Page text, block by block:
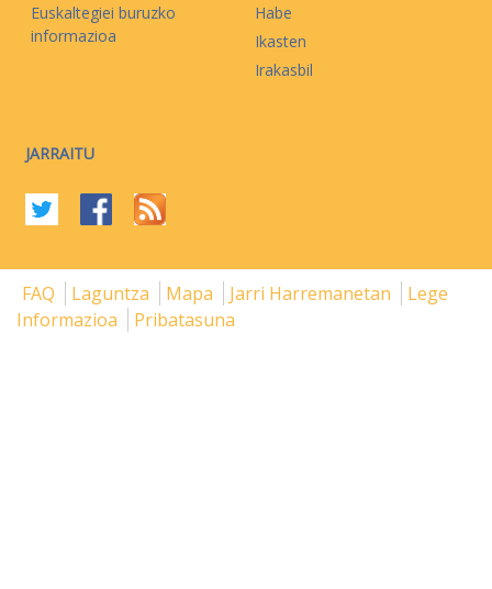
Euskaltegiei buruzko
informazioa
Habe
Ikasten
Irakasbil
JARRAITU
FAQ Laguntza Mapa Jarri Harremanetan
Lege
Informazioa
Pribatasuna